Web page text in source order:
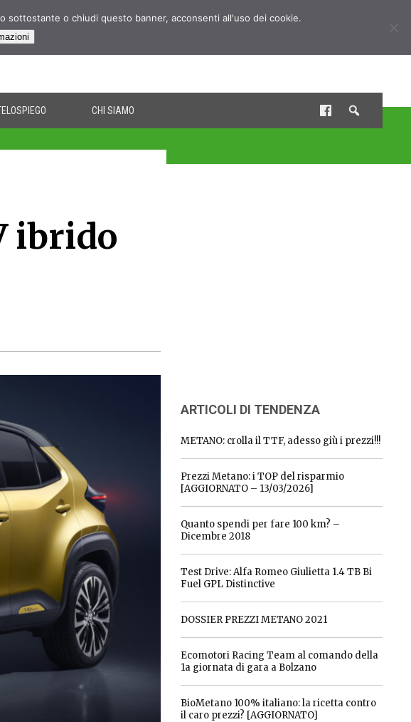
CHI SIAMO
ibrido
ARTICOLI DI TENDENZA
METANO: crolla il TTF, adesso giù i prezzi!!!
Prezzi Metano: i TOP del risparmio
[AGGIORNATO – 13/03/2026]
Quanto spendi per fare 100 km? –
Dicembre 2018
Test Drive: Alfa Romeo Giulietta 1.4 TB Bi
Fuel GPL Distinctive
DOSSIER PREZZI METANO 2021
Ecomotori Racing Team al comando della
1a giornata di gara a Bolzano
BioMetano 100% italiano: la ricetta contro
il caro prezzi? [AGGIORNATO]
sottostante o chiudi questo banner, acconsenti all'uso dei cookie.